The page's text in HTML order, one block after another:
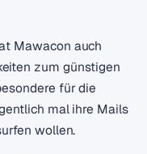
Mawacon auch
zum günstigen
für die
mal ihre Mails
wollen.